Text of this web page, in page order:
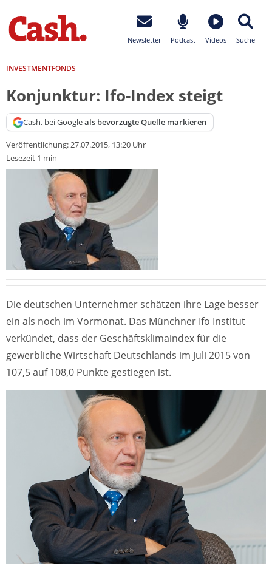
Newsletter Podcast Videos Suche
INVESTMENTFONDS
Konjunktur: Ifo-Index steigt
Cash. bei Googleals bevorzugte Quelle markieren
Veröffentlichung:27.07.2015, 13:20 Uhr
Lesezeit 1 min
Die deutschen Unternehmer schätzen ihre Lage besser
ein als noch im Vormonat. Das Münchner Ifo Institut
verkündet, dass der Geschäftsklimaindex für die
gewerbliche Wirtschaft Deutschlands im Juli 2015 von
107,5 auf 108,0 Punkte gestiegen ist.